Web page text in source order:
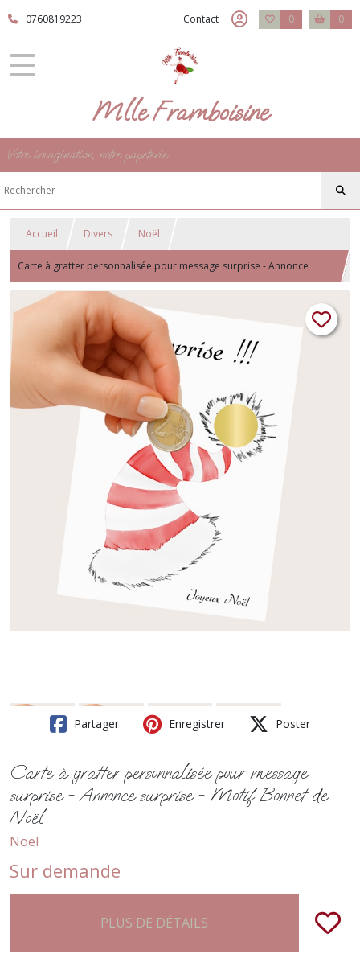
0760819223 Contact 0 0
Mlle Framboisine
Votre imagination, notre papeterie
Accueil Divers Noël
Carte à gratter personnalisée pour message surprise - Annonce
surprise - Motif Bonnet de Noël
Partager Enregistrer Poster
Carte à gratter personnalisée pour message
surprise - Annonce surprise - Motif Bonnet de
Noël
Noël
Sur demande
PLUS DE DÉTAILS